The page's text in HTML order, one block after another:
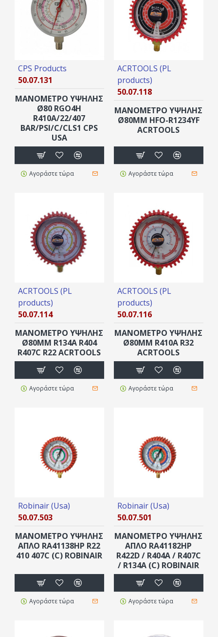
CPS Products
50.07.131
ΜΑΝΟΜΕΤΡΟ ΥΨΗΛΗΣ
Ø80 RGO4H
R410A/22/407
BAR/PSI/C/CLS1 CPS
USA
Αγοράστε τώρα
ACRTOOLS (PL
products)
50.07.118
ΜΑΝΟΜΕΤΡΟ ΥΨΗΛΗΣ
Ø80MM HFO-R1234YF
ACRTOOLS
Αγοράστε τώρα
ACRTOOLS (PL
products)
50.07.114
ΜΑΝΟΜΕΤΡΟ ΥΨΗΛΗΣ
Ø80MM R134A R404
R407C R22 ACRTOOLS
Αγοράστε τώρα
ACRTOOLS (PL
products)
50.07.116
ΜΑΝΟΜΕΤΡΟ ΥΨΗΛΗΣ
Ø80MM R410A R32
ACRTOOLS
Αγοράστε τώρα
Robinair (Usa)
50.07.503
ΜΑΝΟΜΕΤΡΟ ΥΨΗΛΗΣ
ΑΠΛΟ RA41138HP R22
410 407C (C) ROBINAIR
Αγοράστε τώρα
Robinair (Usa)
50.07.501
ΜΑΝΟΜΕΤΡΟ ΥΨΗΛΗΣ
ΑΠΛΟ RA41182HP
R422D / R404A / R407C
/ R134A (C) ROBINAIR
Αγοράστε τώρα